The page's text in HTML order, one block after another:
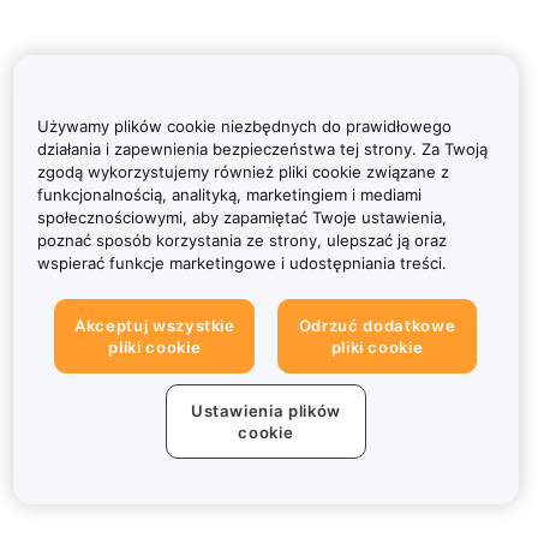
Używamy plików cookie niezbędnych do prawidłowego
działania i zapewnienia bezpieczeństwa tej strony. Za Twoją
zgodą wykorzystujemy również pliki cookie związane z
funkcjonalnością, analityką, marketingiem i mediami
społecznościowymi, aby zapamiętać Twoje ustawienia,
poznać sposób korzystania ze strony, ulepszać ją oraz
wspierać funkcje marketingowe i udostępniania treści.
Akceptuj wszystkie
pliki cookie
Odrzuć dodatkowe
pliki cookie
Ustawienia plików
cookie